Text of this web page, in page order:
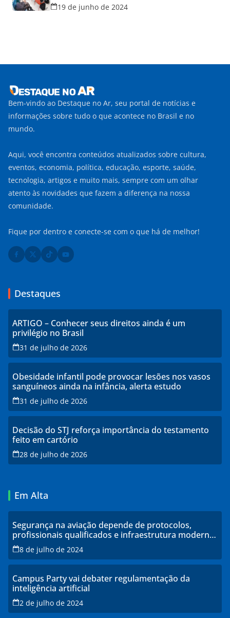
19 de junho de 2024
Bem-vindo ao Destaque no Ar, seu portal de notícias e
informações sobre tudo o que acontece no Brasil e no
mundo.
Aqui, você encontra conteúdos atualizados sobre cultura,
eventos, economia, política, educação, esporte, saúde,
tecnologia, artigos e muito mais, sempre com um olhar
atento às novidades que fazem a diferença na nossa
comunidade.
Fique por dentro e conecte-se com o que há de melhor!
Destaques
ARTIGO – Conhecer seus direitos ainda é um
privilégio no Brasil
31 de julho de 2026
Obesidade infantil pode provocar lesões nos vasos
sanguíneos ainda na infância, alerta estudo
31 de julho de 2026
Decisão do STJ reforça importância do testamento
feito em cartório
28 de julho de 2026
Em Alta
Segurança na aviação depende de protocolos,
profissionais qualificados e infraestrutura moderna,
explicam especialistas
8 de julho de 2024
Campus Party vai debater regulamentação da
inteligência artificial
2 de julho de 2024